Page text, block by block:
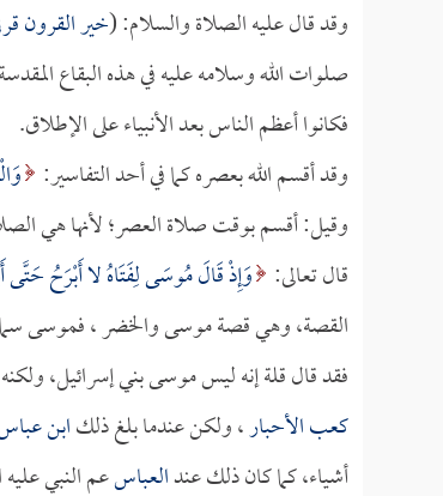
وقد قال عليه الصلاة والسلام: (خير القرون
صلوات الله وسلامه عليه في هذه البقاع
فكانوا أعظم الناس بعد الأنبياء على الإطلاق.
وقد أقسم الله بعصره كما في أحد التفاسير:
وقيل: أقسم بوقت صلاة العصر؛ لأنها هي
قال تعالى: وَإِذْ قَالَ مُوسَى لِفَتَاهُ لا أَبْرَحُ
القصة، وهي قصة موسى والخضر ، فموسى سماه
فقد قال قلة إنه ليس موسى بني إسرائيل،
كعب الأحبار، ولكن عندما بلغ ذلكابن
أشياء، كما كان ذلك عندالعباسعم النبي